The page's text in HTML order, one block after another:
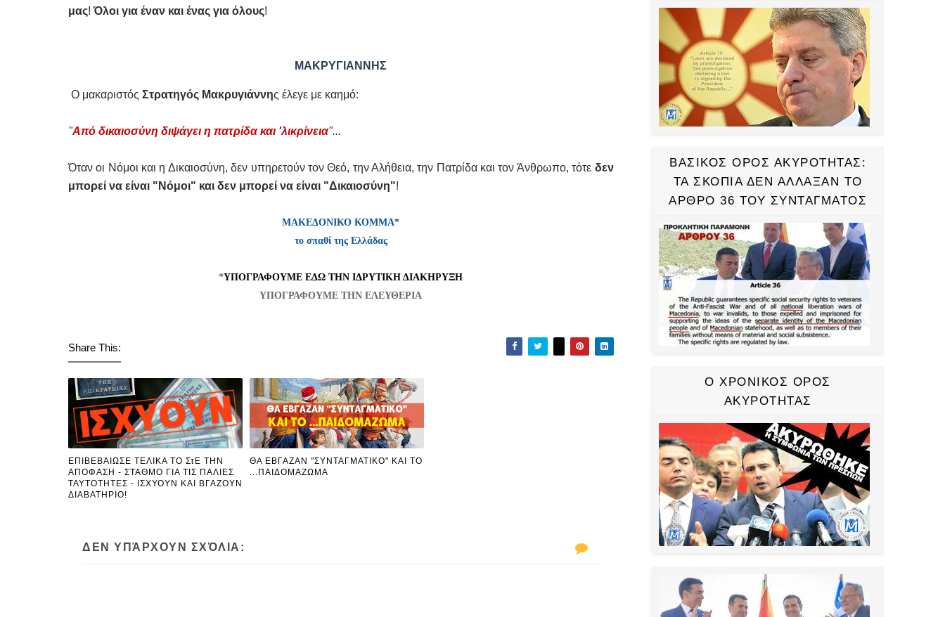
μας!Όλοι για έναν και ένας για όλους!
ΜΑΚΡΥΓΙΑΝΝΗΣ
Ο μακαριστός Στρατηγός Μακρυγιάννης έλεγε με καημό:
"Από δικαιοσύνη διψάγει η πατρίδα και 'λικρίνεια"...
Όταν οι Νόμοι και η Δικαιοσύνη, δεν υπηρετούν τον Θεό, την Αλήθεια, την Πατρίδα και τον Άνθρωπο, τότε δεν
μπορεί να είναι "Νόμοι" και δεν μπορεί να είναι "Δικαιοσύνη"!
ΜΑΚΕΔΟΝΙΚΟ ΚΟΜΜΑ*
το σπαθί της Ελλάδας
*ΥΠΟΓΡΑΦΟΥΜΕ ΕΔΩ ΤΗΝ ΙΔΡΥΤΙΚΗ ΔΙΑΚΗΡΥΞΗ
ΥΠΟΓΡΑΦΟΥΜΕ ΤΗΝ ΕΛΕΥΘΕΡΙΑ
Share This:
ΕΠΙΒΕΒΑΙΩΣΕ ΤΕΛΙΚΑ ΤΟ ΣτΕ ΤΗΝ
ΑΠΟΦΑΣΗ - ΣΤΑΘΜΟ ΓΙΑ ΤΙΣ ΠΑΛΙΕΣ
ΤΑΥΤΟΤΗΤΕΣ - ΙΣΧΥΟΥΝ ΚΑΙ ΒΓΑΖΟΥΝ
ΔΙΑΒΑΤΗΡΙΟ!
ΘΑ ΕΒΓΑΖΑΝ "ΣΥΝΤΑΓΜΑΤΙΚΟ" ΚΑΙ ΤΟ
...ΠΑΙΔΟΜΑΖΩΜΑ
ΔΕΝ ΥΠΆΡΧΟΥΝ ΣΧΌΛΙΑ:
ΒΑΣΙΚΟΣ ΟΡΟΣ ΑΚΥΡΟΤΗΤΑΣ:
ΤΑ ΣΚΟΠΙΑ ΔΕΝ ΑΛΛΑΞΑΝ ΤΟ
ΑΡΘΡΟ 36 ΤΟΥ ΣΥΝΤΑΓΜΑΤΟΣ
Ο ΧΡΟΝΙΚΟΣ ΟΡΟΣ
ΑΚΥΡΟΤΗΤΑΣ